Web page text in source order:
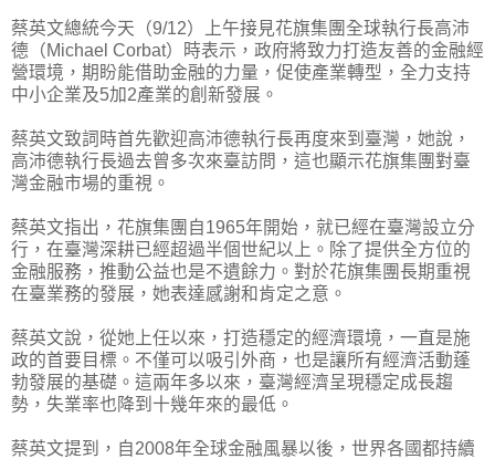
蔡英文總統今天（9/12）上午接見花旗集團全球執行長高沛
德（Michael Corbat）時表示，政府將致力打造友善的金融經
營環境，期盼能借助金融的力量，促使產業轉型，全力支持
中小企業及5加2產業的創新發展。
蔡英文致詞時首先歡迎高沛德執行長再度來到臺灣，她說，
高沛德執行長過去曾多次來臺訪問，這也顯示花旗集團對臺
灣金融市場的重視。
蔡英文指出，花旗集團自1965年開始，就已經在臺灣設立分
行，在臺灣深耕已經超過半個世紀以上。除了提供全方位的
金融服務，推動公益也是不遺餘力。對於花旗集團長期重視
在臺業務的發展，她表達感謝和肯定之意。
蔡英文說，從她上任以來，打造穩定的經濟環境，一直是施
政的首要目標。不僅可以吸引外商，也是讓所有經濟活動蓬
勃發展的基礎。這兩年多以來，臺灣經濟呈現穩定成長趨
勢，失業率也降到十幾年來的最低。
蔡英文提到，自2008年全球金融風暴以後，世界各國都持續